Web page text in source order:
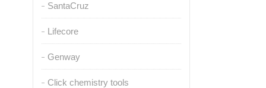
SantaCruz
Lifecore
Genway
Click chemistry tools